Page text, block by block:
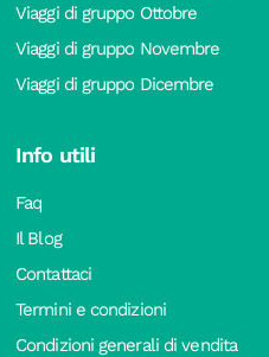
Viaggi di gruppo Ottobre
Viaggi di gruppo Novembre
Viaggi di gruppo Dicembre
Info utili
Faq
Il Blog
Contattaci
Termini e condizioni
Condizioni generali di vendita